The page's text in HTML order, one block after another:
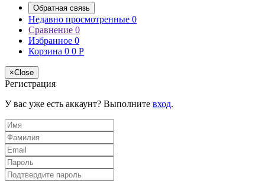
Обратная связь
Недавно просмотренные 0
Сравнение 0
Избранное 0
Корзина 0 0 Р
×Close
Регистрация
У вас уже есть аккаунт? Выполните вход.